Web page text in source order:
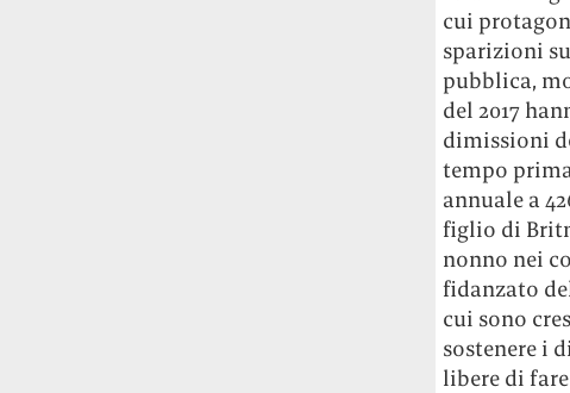
cui
sparizioni
pubblica,
del 2017
dimissioni
tempo
annuale a
figlio di
nonno nei
fidanzato
cui sono
sostenere i
libere di